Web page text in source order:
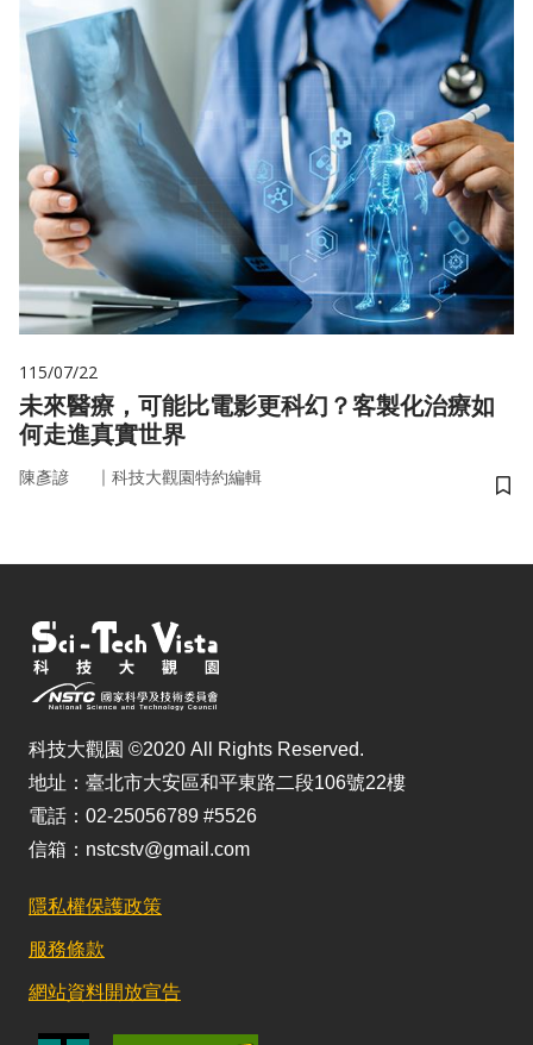
115/07/22
未來醫療，可能比電影更科幻？客製化治療如
何走進真實世界
陳彥諺 ｜ 科技大觀園特約編輯
儲
科技大觀園 ©2020 All Rights Reserved.
地址：臺北市大安區和平東路二段106號22樓
電話：02-25056789 #5526
信箱：nstcstv@gmail.com
隱私權保護政策
服務條款
網站資料開放宣告